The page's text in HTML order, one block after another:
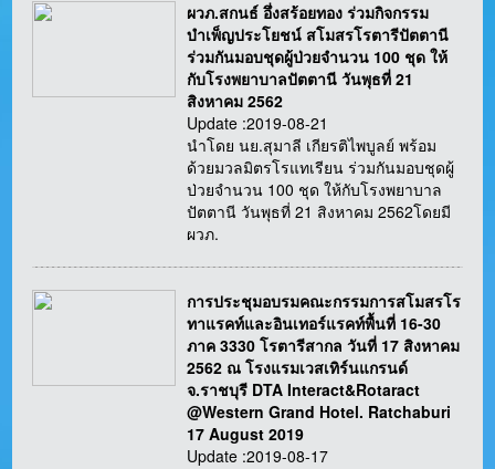
ผวภ.สกนธ์ อึ่งสร้อยทอง ร่วมกิจกรรม
บำเพ็ญประโยชน์ สโมสรโรตารีปัตตานี
ร่วมกันมอบชุดผู้ป่วยจำนวน 100 ชุด ให้
กับโรงพยาบาลปัตตานี วันพุธที่ 21
สิงหาคม 2562
Update :2019-08-21
นำโดย นย.สุมาลี เกียรติไพบูลย์ พร้อม
ด้วยมวลมิตรโรแทเรียน ร่วมกันมอบชุดผู้
ป่วยจำนวน 100 ชุด ให้กับโรงพยาบาล
ปัตตานี วันพุธที่ 21 สิงหาคม 2562โดยมี
ผวภ.
การประชุมอบรมคณะกรรมการสโมสรโร
ทาแรคท์และอินเทอร์แรคท์พื้นที่ 16-30
ภาค 3330 โรตารีสากล วันที่ 17 สิงหาคม
2562 ณ โรงแรมเวสเทิร์นแกรนด์
จ.ราชบุรี DTA Interact&Rotaract
@Western Grand Hotel. Ratchaburi
17 August 2019
Update :2019-08-17